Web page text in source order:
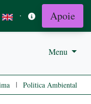
· Apoie
Menu
| Politica Ambiental